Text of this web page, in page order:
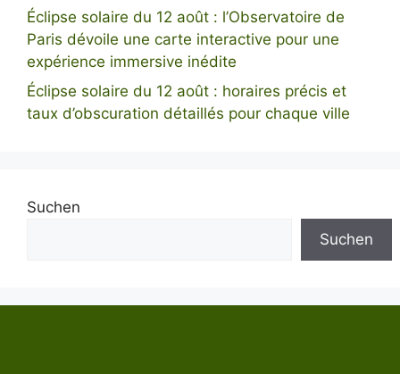
Éclipse solaire du 12 août : l’Observatoire de
Paris dévoile une carte interactive pour une
expérience immersive inédite
Éclipse solaire du 12 août : horaires précis et
taux d’obscuration détaillés pour chaque ville
Suchen
Suchen